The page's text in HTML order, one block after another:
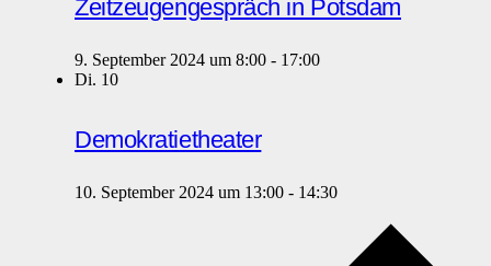
Zeitzeugengespräch in Potsdam
9. September 2024 um 8:00 - 17:00
Di. 10
Demokratietheater
10. September 2024 um 13:00 - 14:30